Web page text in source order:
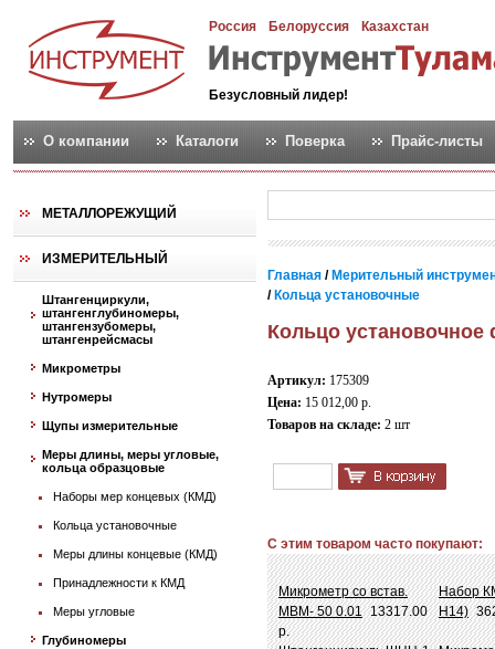
Россия Белоруссия Казахстан
Безусловный лидер!
О компании Каталоги Поверка Прайс-листы
МЕТАЛЛОРЕЖУЩИЙ
ИЗМЕРИТЕЛЬНЫЙ
Штангенциркули,
штангенглубиномеры,
штангензубомеры,
штангенрейсмасы
Микрометры
Нутромеры
Щупы измерительные
Меры длины, меры угловые,
кольца образцовые
Наборы мер концевых (КМД)
Кольца установочные
Меры длины концевые (КМД)
Принадлежности к КМД
Меры угловые
Глубиномеры
Главная / Мерительный
/ Кольца установочные
Кольцо установочное
Артикул: 175309
Цена: 15 012,00 р.
Товаров на складе: 2 шт
С этим товаром часто покупают:
Микрометр со встав.
МВМ- 50 0.01 13317.00
р.
Набор
Н14)